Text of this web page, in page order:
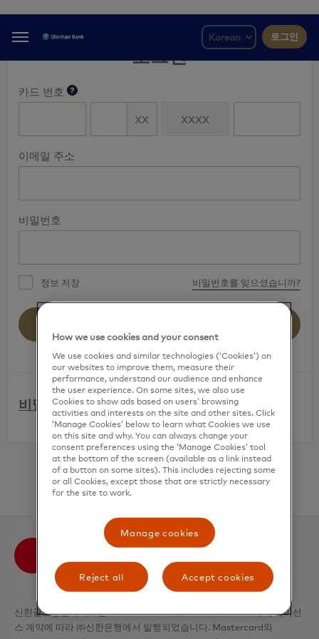
Menu 로그인
로그인
카드 번호
이메일 주소
비밀번호
정보 저장 비밀번호를 잊으셨습니까?
비밀 번호를 기억할 수 없으신가요?
암호를 다시 설정하는 것은 어렵지 않습니다.
비밀번호를 잊으셨습니까?"를 클릭하세요
2. 계정 정보를 확인하세요
3. 이메일로 비밀번호가 전송됩니다
계정이 필요하십니까? 카드를 등록해 주세요
신한글로벌멀티카드는 Mastercard Asia/Pacific Pte.Ltd.와의 라이선
스 계약에 따라 ㈜신한은행에서 발행되었습니다. Mastercard와
How we use cookies and your consent
We use cookies and similar technologies (‘Cookies’) on
our websites to improve them, measure their
performance, understand our audience and enhance
the user experience. On some sites, we also use
Cookies to show ads based on users’ browsing
activities and interests on the site and other sites. Click
‘Manage Cookies’ below to learn what Cookies we use
on this site and why. You can always change your
consent preferences using the ‘Manage Cookies’ tool
at the bottom of the screen (available as a link instead
of a button on some sites). This includes rejecting some
or all Cookies, except those that are strictly necessary
for the site to work.
Manage cookies
Reject all Accept cookies